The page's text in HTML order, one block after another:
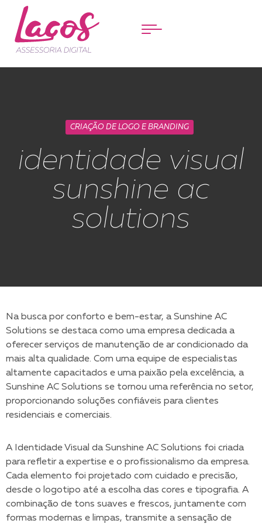
Menu
CRIAÇÃO DE LOGO E BRANDING
identidade visual
sunshine ac
solutions
Na busca por conforto e bem-estar, a Sunshine AC
Solutions se destaca como uma empresa dedicada a
oferecer serviços de manutenção de ar condicionado da
mais alta qualidade. Com uma equipe de especialistas
altamente capacitados e uma paixão pela excelência, a
Sunshine AC Solutions se tornou uma referência no setor,
proporcionando soluções confiáveis para clientes
residenciais e comerciais.
A Identidade Visual da Sunshine AC Solutions foi criada
para refletir a expertise e o profissionalismo da empresa.
Cada elemento foi projetado com cuidado e precisão,
desde o logotipo até a escolha das cores e tipografia. A
combinação de tons suaves e frescos, juntamente com
formas modernas e limpas, transmite a sensação de